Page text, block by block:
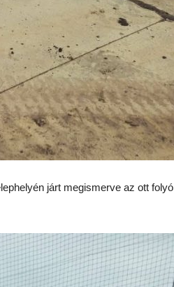
járt megismerve az ott folyó